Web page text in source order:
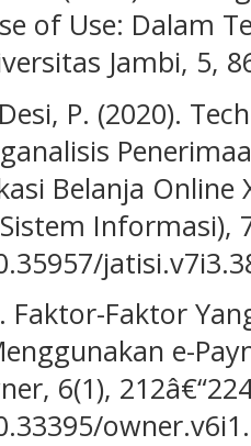
of Use: Dalam
Jambi, 5,
P. (2020).
Belanja Online
Informasi),
Faktor-Faktor
e-
6(1),